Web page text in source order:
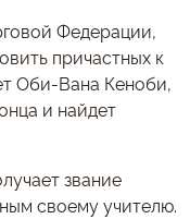
Федерации,
причастных к
Оби-Вана Кеноби,
и найдет
звание
своему учителю.